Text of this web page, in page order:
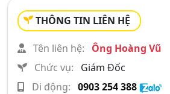
THÔNG TIN LIÊN HỆ
Tên liên hệ:
Ông Hoàng Vũ
Chức vụ:
Giám Đốc
Di động: 0903 254 388